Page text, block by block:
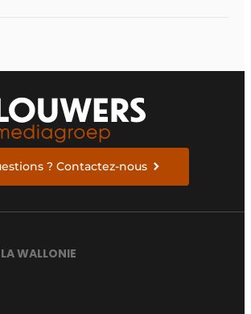
? Contactez-nous
WALLONIE